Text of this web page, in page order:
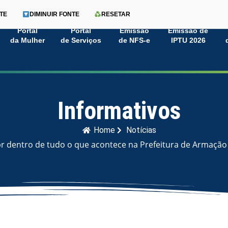
Portal
da Mulher
Portal
de Serviços
Emissão
de NFS-e
Emissão de
IPTU 2026
DIMINUIR FONTE RESETAR
Informativos
Home Notícias
dentro de tudo o que acontece na Prefeitura de